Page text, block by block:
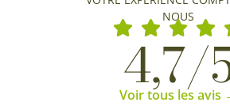
NOUS
4,7/
Voir tous les avis